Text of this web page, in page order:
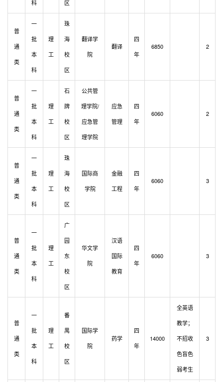
科 区
普
通
类
一
批
本
科
理
工
珠
海
校
区
翻译学
院
翻译
四
年
6850 2
普
通
类
一
批
本
科
理
工
石
牌
校
区
公共管
理学院/
应急管
理学院
应急
管理
四
年
6060 2
普
通
类
一
批
本
科
理
工
珠
海
校
区
国际商
学院
金融
工程
四
年
6060 3
普
通
类
一
批
本
科
理
工
广
园
东
校
区
华文学
院
汉语
国际
教育
四
年
6060 3
普
通
类
一
批
本
科
理
工
番
禺
校
区
国际学
院
药学
四
年
14000
全英语
教学；
不招收
色盲色
弱考生
3